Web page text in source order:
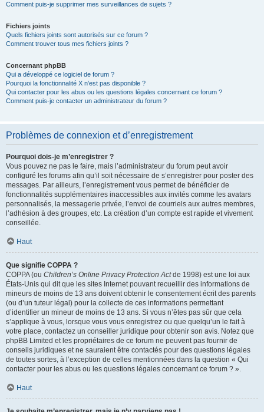
Comment puis-je supprimer mes surveillances de sujets ?
Fichiers joints
Quels fichiers joints sont autorisés sur ce forum ?
Comment trouver tous mes fichiers joints ?
Concernant phpBB
Qui a développé ce logiciel de forum ?
Pourquoi la fonctionnalité X n’est pas disponible ?
Qui contacter pour les abus ou les questions légales concernant ce forum ?
Comment puis-je contacter un administrateur du forum ?
Problèmes de connexion et d’enregistrement
Pourquoi dois-je m’enregistrer ?
Vous pouvez ne pas le faire, mais l’administrateur du forum peut avoir
configuré les forums afin qu’il soit nécessaire de s’enregistrer pour poster des
messages. Par ailleurs, l’enregistrement vous permet de bénéficier de
fonctionnalités supplémentaires inaccessibles aux invités comme les avatars
personnalisés, la messagerie privée, l’envoi de courriels aux autres membres,
l’adhésion à des groupes, etc. La création d’un compte est rapide et vivement
conseillée.
Haut
Que signifie COPPA ?
COPPA (ou Children’s Online Privacy Protection Actde 1998) est une loi aux
États-Unis qui dit que les sites Internet pouvant recueillir des informations de
mineurs de moins de 13 ans doivent obtenir le consentement écrit des parents
(ou d’un tuteur légal) pour la collecte de ces informations permettant
d’identifier un mineur de moins de 13 ans. Si vous n’êtes pas sûr que cela
s’applique à vous, lorsque vous vous enregistrez ou que quelqu’un le fait à
votre place, contactez un conseiller juridique pour obtenir son avis. Notez que
phpBB Limited et les propriétaires de ce forum ne peuvent pas fournir de
conseils juridiques et ne sauraient être contactés pour des questions légales
de toutes sortes, à l’exception de celles mentionnées dans la question « Qui
contacter pour les abus ou les questions légales concernant ce forum ? ».
Haut